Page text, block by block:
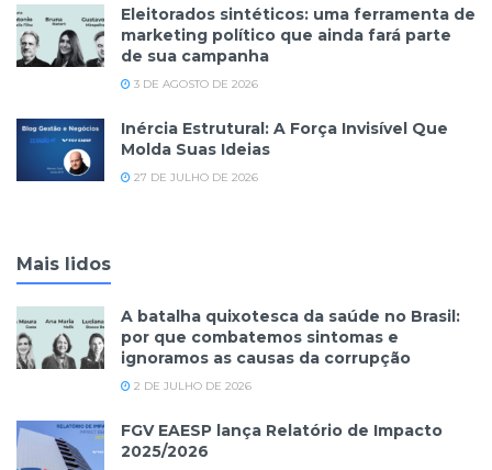
Eleitorados sintéticos: uma ferramenta de
marketing político que ainda fará parte
de sua campanha
3 DE AGOSTO DE 2026
Inércia Estrutural: A Força Invisível Que
Molda Suas Ideias
27 DE JULHO DE 2026
Mais lidos
A batalha quixotesca da saúde no Brasil:
por que combatemos sintomas e
ignoramos as causas da corrupção
2 DE JULHO DE 2026
FGV EAESP lança Relatório de Impacto
2025/2026